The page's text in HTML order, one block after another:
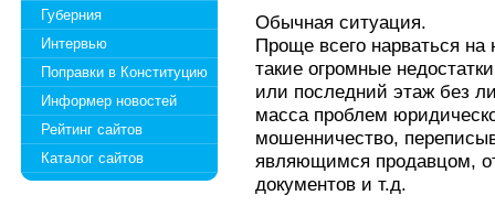
Губерния
Интервью
Поправки в Конституцию
Информер новостей
Рейтинг сайтов
Каталог сайтов
Обычная ситуация.
Проще всего нарваться на
такие огромные
или последний этаж без
масса проблем
мошенничество,
являющимся продавцом,
документов и т.д.